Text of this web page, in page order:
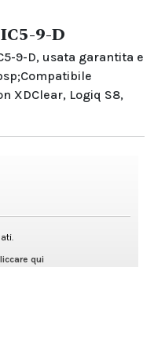
9-D
9-D, usata garantita e
XDClear, Logiq S8,